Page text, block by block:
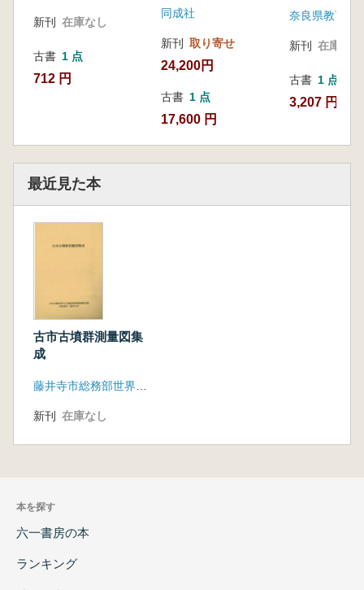
新刊 在庫なし
古書 1 点
712 円
同成社
新刊 取り寄せ
24,200円
古書 1 点
17,600 円
奈良県教育委
新刊 在庫なし
古書 1 点
3,207 円
最近見た本
古市古墳群測量図集
成
新刊 在庫なし
本を探す
六一書房の本
ランキング